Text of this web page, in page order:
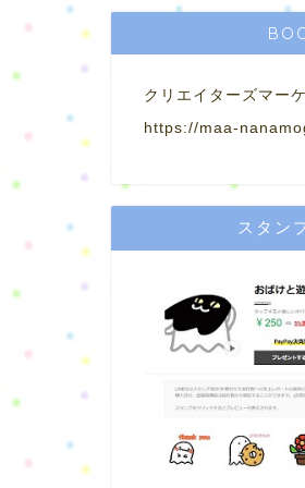
クリエイターズマー
https://maa-
スタン